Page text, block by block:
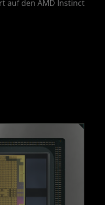
auf den AMD Instinct